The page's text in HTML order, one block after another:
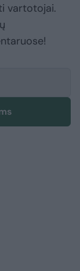
vartotojai.